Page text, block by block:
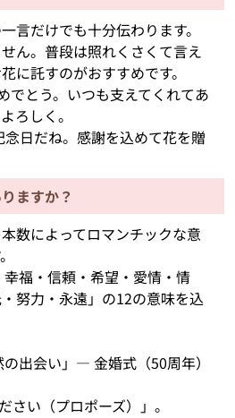
言だけでも十分伝わります。
ん。普段は照れくさくて言え
に託すのがおすすめです。
でとう。いつも支えてくれてあ
ろしく。
日だね。感謝を込めて花を贈
ますか？
数によってロマンチックな意
福・信頼・希望・愛情・情
努力・永遠」の12の意味を込
出会い」— 金婚式（50周年）
さい（プロポーズ）」。